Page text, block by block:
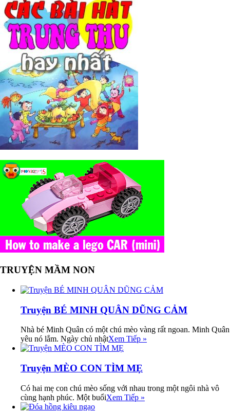
TRUYỆN MẦM NON
Truyện BÉ MINH QUÂN DŨNG CẢM
Nhà bé Minh Quân có một chú mèo vàng rất ngoan. Minh Quân
yêu nó lắm. Ngày chủ nhậtXem Tiếp »
Truyện MÈO CON TÌM MẸ
Có hai mẹ con chú mèo sống với nhau trong một ngôi nhà vô
cùng hạnh phúc. Một buổiXem Tiếp »